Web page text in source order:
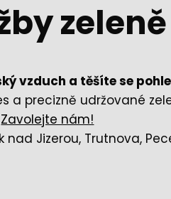
vzduch a těšíte se
a precizně udržované
Zavolejte nám!
Jizerou, Trutnova,